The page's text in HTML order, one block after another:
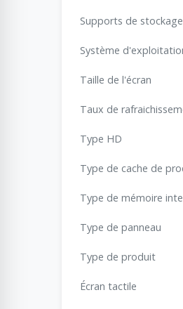
Supports de stockage
Système
Taille de l'écran
Taux de
Type HD
Type de cache de
Type de mémoire
Type de panneau
Type de produit
Écran tactile